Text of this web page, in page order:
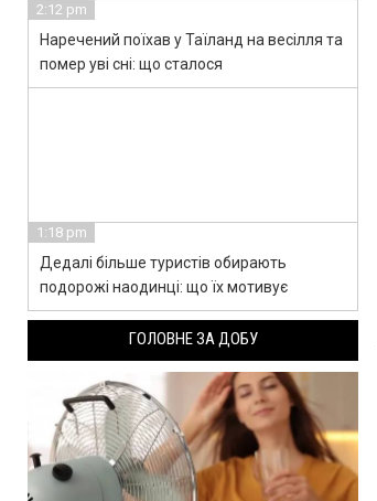
2:12 pm
Наречений поїхав у Таїланд на весілля та
помер уві сні: що сталося
1:18 pm
Дедалі більше туристів обирають
подорожі наодинці: що їх мотивує
ГОЛОВНЕ ЗА ДОБУ